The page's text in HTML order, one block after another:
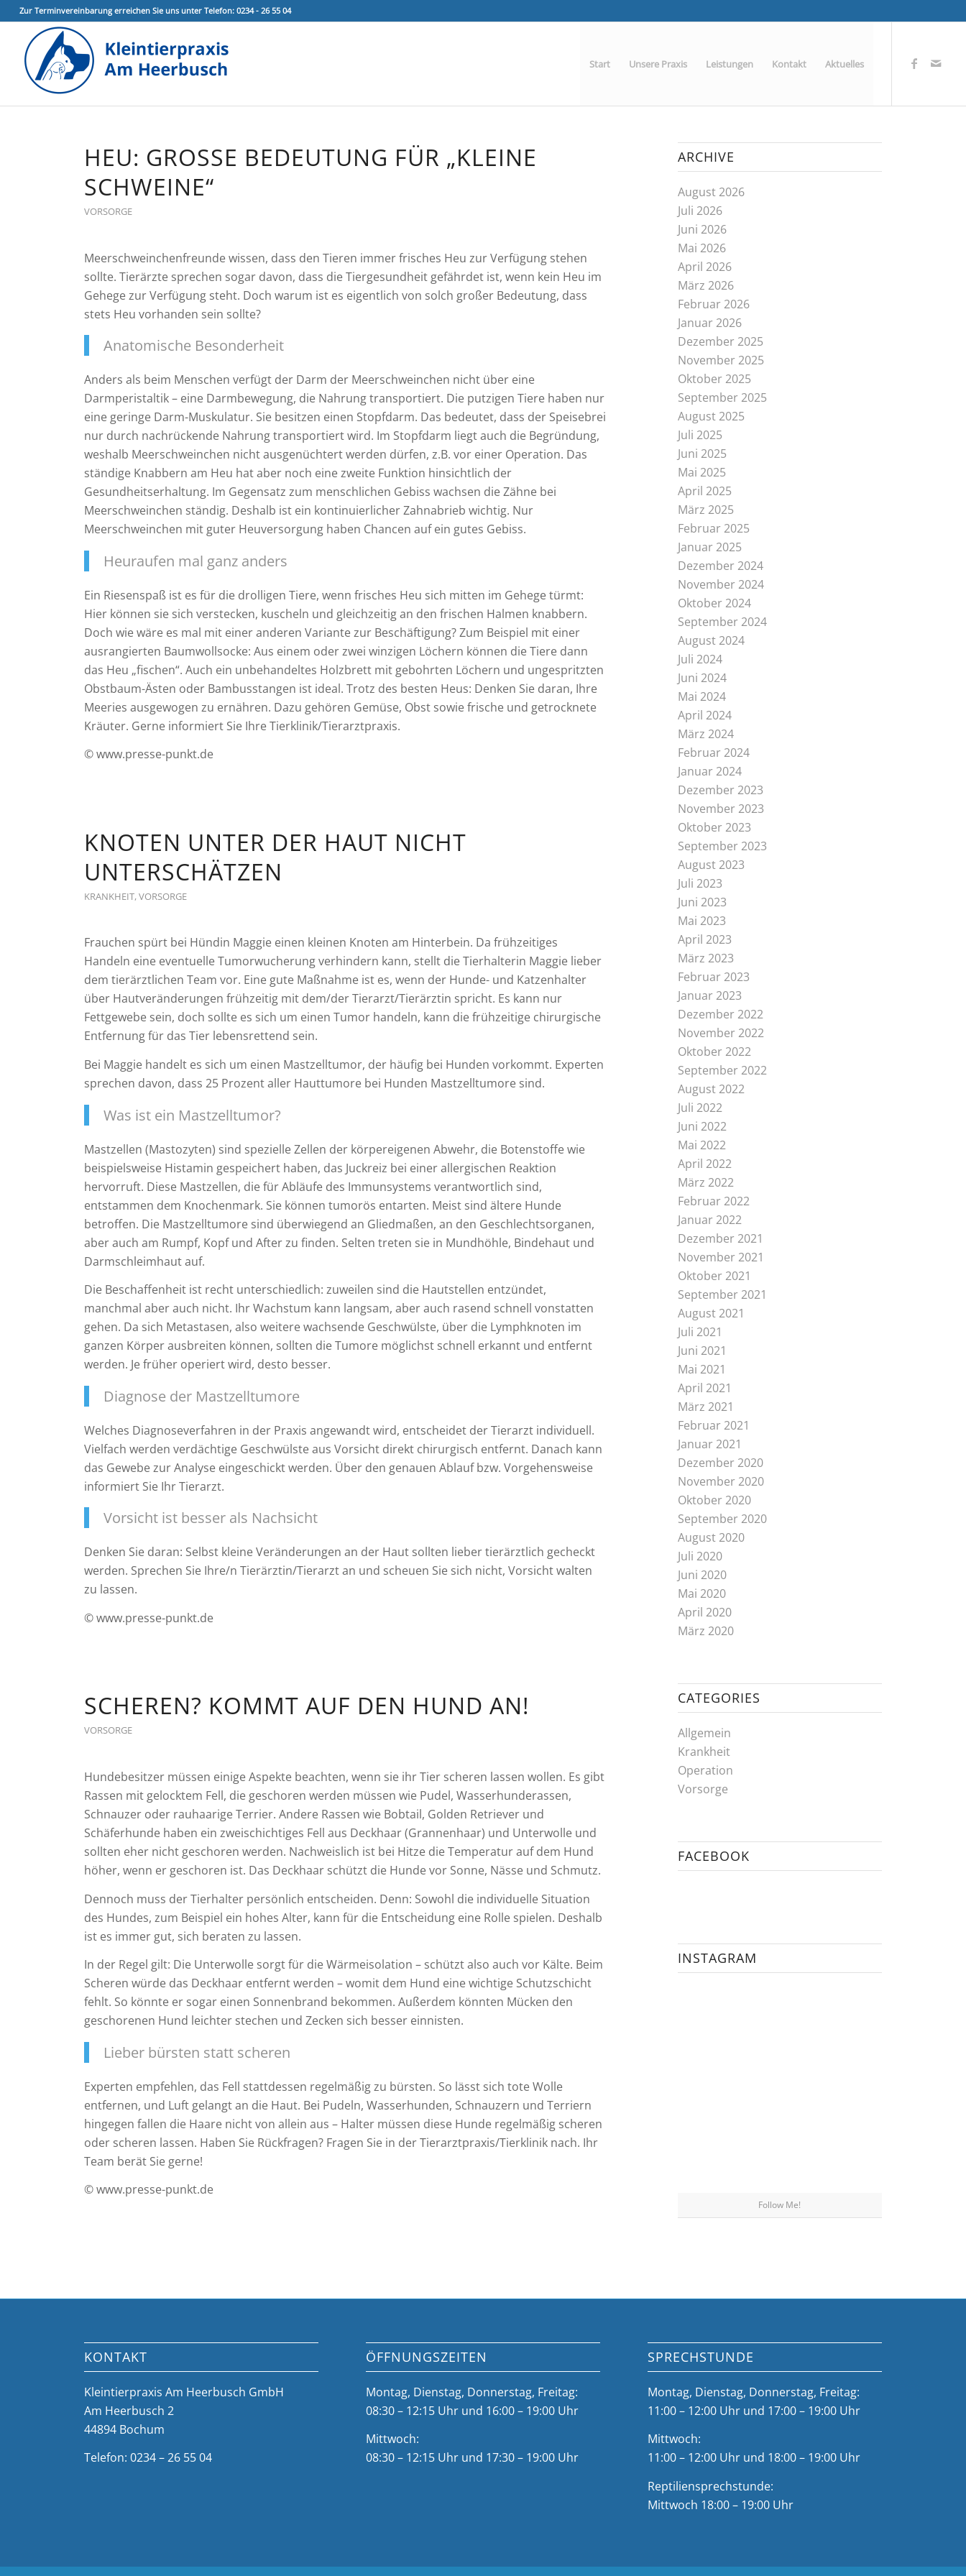
Zur Terminvereinbarung erreichen Sie uns unter Telefon: 0234 - 26 55 04
Start Unsere Praxis Leistungen Kontakt Aktuelles
HEU: GROSSE BEDEUTUNG FÜR „KLEINE S
CHWEINE“
VORSORGE
Meerschweinchenfreunde wissen, dass den Tieren immer frisches Heu zur Verfügung stehen
sollte. Tierärzte sprechen sogar davon, dass die Tiergesundheit gefährdet ist, wenn kein Heu im
Gehege zur Verfügung steht. Doch warum ist es eigentlich von solch großer Bedeutung, dass
stets Heu vorhanden sein sollte?
Anatomische Besonderheit
Anders als beim Menschen verfügt der Darm der Meerschweinchen nicht über eine
Darmperistaltik – eine Darmbewegung, die Nahrung transportiert. Die putzigen Tiere haben nur
eine geringe Darm-Muskulatur. Sie besitzen einen Stopfdarm. Das bedeutet, dass der Speisebrei
nur durch nachrückende Nahrung transportiert wird. Im Stopfdarm liegt auch die Begründung,
weshalb Meerschweinchen nicht ausgenüchtert werden dürfen, z.B. vor einer Operation. Das
ständige Knabbern am Heu hat aber noch eine zweite Funktion hinsichtlich der
Gesundheitserhaltung. Im Gegensatz zum menschlichen Gebiss wachsen die Zähne bei
Meerschweinchen ständig. Deshalb ist ein kontinuierlicher Zahnabrieb wichtig. Nur
Meerschweinchen mit guter Heuversorgung haben Chancen auf ein gutes Gebiss.
Heuraufen mal ganz anders
Ein Riesenspaß ist es für die drolligen Tiere, wenn frisches Heu sich mitten im Gehege türmt:
Hier können sie sich verstecken, kuscheln und gleichzeitig an den frischen Halmen knabbern.
Doch wie wäre es mal mit einer anderen Variante zur Beschäftigung? Zum Beispiel mit einer
ausrangierten Baumwollsocke: Aus einem oder zwei winzigen Löchern können die Tiere dann
das Heu „fischen“. Auch ein unbehandeltes Holzbrett mit gebohrten Löchern und ungespritzten
Obstbaum-Ästen oder Bambusstangen ist ideal. Trotz des besten Heus: Denken Sie daran, Ihre
Meeries ausgewogen zu ernähren. Dazu gehören Gemüse, Obst sowie frische und getrocknete
Kräuter. Gerne informiert Sie Ihre Tierklinik/Tierarztpraxis.
© www.presse-punkt.de
KNOTEN UNTER DER HAUT NICHT
UNTERSCHÄTZEN
KRANKHEIT,VORSORGE
Frauchen spürt bei Hündin Maggie einen kleinen Knoten am Hinterbein. Da frühzeitiges
Handeln eine eventuelle Tumorwucherung verhindern kann, stellt die Tierhalterin Maggie lieber
dem tierärztlichen Team vor. Eine gute Maßnahme ist es, wenn der Hunde- und Katzenhalter
über Hautveränderungen frühzeitig mit dem/der Tierarzt/Tierärztin spricht. Es kann nur
Fettgewebe sein, doch sollte es sich um einen Tumor handeln, kann die frühzeitige chirurgische
Entfernung für das Tier lebensrettend sein.
Bei Maggie handelt es sich um einen Mastzelltumor, der häufig bei Hunden vorkommt. Experten
sprechen davon, dass 25 Prozent aller Hauttumore bei Hunden Mastzelltumore sind.
Was ist ein Mastzelltumor?
Mastzellen (Mastozyten) sind spezielle Zellen der körpereigenen Abwehr, die Botenstoffe wie
beispielsweise Histamin gespeichert haben, das Juckreiz bei einer allergischen Reaktion
hervorruft. Diese Mastzellen, die für Abläufe des Immunsystems verantwortlich sind,
entstammen dem Knochenmark. Sie können tumorös entarten. Meist sind ältere Hunde
betroffen. Die Mastzelltumore sind überwiegend an Gliedmaßen, an den Geschlechtsorganen,
aber auch am Rumpf, Kopf und After zu finden. Selten treten sie in Mundhöhle, Bindehaut und
Darmschleimhaut auf.
Die Beschaffenheit ist recht unterschiedlich: zuweilen sind die Hautstellen entzündet,
manchmal aber auch nicht. Ihr Wachstum kann langsam, aber auch rasend schnell vonstatten
gehen. Da sich Metastasen, also weitere wachsende Geschwülste, über die Lymphknoten im
ganzen Körper ausbreiten können, sollten die Tumore möglichst schnell erkannt und entfernt
werden. Je früher operiert wird, desto besser.
Diagnose der Mastzelltumore
Welches Diagnoseverfahren in der Praxis angewandt wird, entscheidet der Tierarzt individuell.
Vielfach werden verdächtige Geschwülste aus Vorsicht direkt chirurgisch entfernt. Danach kann
das Gewebe zur Analyse eingeschickt werden. Über den genauen Ablauf bzw. Vorgehensweise
informiert Sie Ihr Tierarzt.
Vorsicht ist besser als Nachsicht
Denken Sie daran: Selbst kleine Veränderungen an der Haut sollten lieber tierärztlich gecheckt
werden. Sprechen Sie Ihre/n Tierärztin/Tierarzt an und scheuen Sie sich nicht, Vorsicht walten
zu lassen.
© www.presse-punkt.de
SCHEREN? KOMMT AUF DEN HUND AN!
VORSORGE
Hundebesitzer müssen einige Aspekte beachten, wenn sie ihr Tier scheren lassen wollen. Es gibt
Rassen mit gelocktem Fell, die geschoren werden müssen wie Pudel, Wasserhunderassen,
Schnauzer oder rauhaarige Terrier. Andere Rassen wie Bobtail, Golden Retriever und
Schäferhunde haben ein zweischichtiges Fell aus Deckhaar (Grannenhaar) und Unterwolle und
sollten eher nicht geschoren werden. Nachweislich ist bei Hitze die Temperatur auf dem Hund
höher, wenn er geschoren ist. Das Deckhaar schützt die Hunde vor Sonne, Nässe und Schmutz.
Dennoch muss der Tierhalter persönlich entscheiden. Denn: Sowohl die individuelle Situation
des Hundes, zum Beispiel ein hohes Alter, kann für die Entscheidung eine Rolle spielen. Deshalb
ist es immer gut, sich beraten zu lassen.
In der Regel gilt: Die Unterwolle sorgt für die Wärmeisolation – schützt also auch vor Kälte. Beim
Scheren würde das Deckhaar entfernt werden – womit dem Hund eine wichtige Schutzschicht
fehlt. So könnte er sogar einen Sonnenbrand bekommen. Außerdem könnten Mücken den
geschorenen Hund leichter stechen und Zecken sich besser einnisten.
Lieber bürsten statt scheren
Experten empfehlen, das Fell stattdessen regelmäßig zu bürsten. So lässt sich tote Wolle
entfernen, und Luft gelangt an die Haut. Bei Pudeln, Wasserhunden, Schnauzern und Terriern
hingegen fallen die Haare nicht von allein aus – Halter müssen diese Hunde regelmäßig scheren
oder scheren lassen. Haben Sie Rückfragen? Fragen Sie in der Tierarztpraxis/Tierklinik nach. Ihr
Team berät Sie gerne!
© www.presse-punkt.de
ARCHIVE
August 2026
Juli 2026
Juni 2026
Mai 2026
April 2026
März 2026
Februar 2026
Januar 2026
Dezember 2025
November 2025
Oktober 2025
September 2025
August 2025
Juli 2025
Juni 2025
Mai 2025
April 2025
März 2025
Februar 2025
Januar 2025
Dezember 2024
November 2024
Oktober 2024
September 2024
August 2024
Juli 2024
Juni 2024
Mai 2024
April 2024
März 2024
Februar 2024
Januar 2024
Dezember 2023
November 2023
Oktober 2023
September 2023
August 2023
Juli 2023
Juni 2023
Mai 2023
April 2023
März 2023
Februar 2023
Januar 2023
Dezember 2022
November 2022
Oktober 2022
September 2022
August 2022
Juli 2022
Juni 2022
Mai 2022
April 2022
März 2022
Februar 2022
Januar 2022
Dezember 2021
November 2021
Oktober 2021
September 2021
August 2021
Juli 2021
Juni 2021
Mai 2021
April 2021
März 2021
Februar 2021
Januar 2021
Dezember 2020
November 2020
Oktober 2020
September 2020
August 2020
Juli 2020
Juni 2020
Mai 2020
April 2020
März 2020
CATEGORIES
Allgemein
Krankheit
Operation
Vorsorge
FACEBOOK
INSTAGRAM
Follow Me!
KONTAKT
Kleintierpraxis Am Heerbusch GmbH
Am Heerbusch 2
44894 Bochum
Telefon: 0234 – 26 55 04
ÖFFNUNGSZEITEN
Montag, Dienstag, Donnerstag, Freitag:
08:30 – 12:15 Uhr und 16:00 – 19:00 Uhr
Mittwoch:
08:30 – 12:15 Uhr und 17:30 – 19:00 Uhr
SPRECHSTUNDE
Montag, Dienstag, Donnerstag, Freitag:
11:00 – 12:00 Uhr und 17:00 – 19:00 Uhr
Mittwoch:
11:00 – 12:00 Uhr und 18:00 – 19:00 Uhr
Reptiliensprechstunde:
Mittwoch 18:00 – 19:00 Uhr